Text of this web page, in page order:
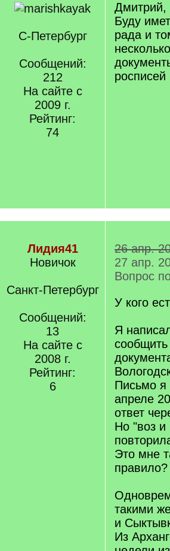
С-Петербург
Сообщений:
212
На сайте с
2009 г.
Рейтинг:
74
Дмитрий,
Буду
рада и
росписей
Лидия41
Новичок
Санкт-Петербург
Сообщений:
13
На сайте с
2008 г.
Рейтинг:
6
26 апр.
27 апр.
Вопрос
У кого
Я
Письмо я
апреле
ответ
Но "воз
Это мне
правило?
такими
и
Из